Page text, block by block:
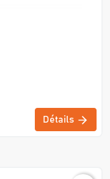
Détails